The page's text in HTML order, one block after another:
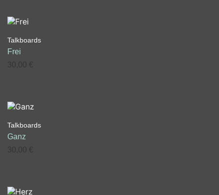
Talkboards
Frei
30,00
€
Talkboards
Ganz
30,00
€